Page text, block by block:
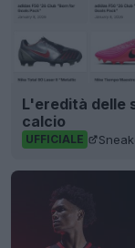
L'eredità delle
calcio
UFFICIALE